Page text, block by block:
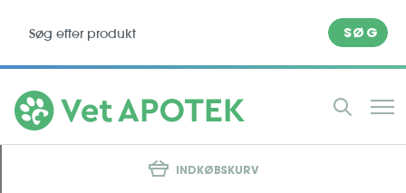
SØG
INDKØBSKURV